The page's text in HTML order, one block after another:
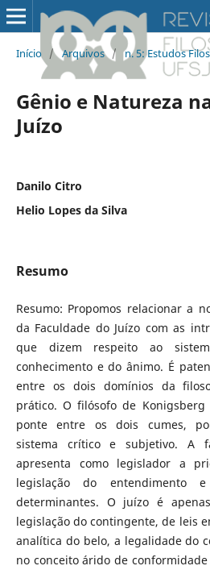
Início / Arquivos / n. 5: Estudos
Gênio e Natureza
Juízo
Danilo Citro
Helio Lopes da Silva
Resumo
Resumo: Propomos relacionar a
da Faculdade do Juízo com as
que dizem respeito ao
conhecimento e do ânimo. É
entre os dois domínios da
prático. O filósofo de
ponte entre os dois cumes,
sistema crítico e subjetivo. A
apresenta como legislador a
legislação do entendimento
determinantes. O juízo é
legislação do contingente, de leis
analítica do belo, a legalidade do
no conceito árido de